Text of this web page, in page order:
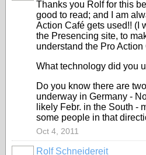
Thanks you Rolf for this
good to read; and I am
Action Café gets used!! (I
the Presencing site, to
understand the Pro Action
What technology did you
Do you know there are
underway in Germany -
likely Febr. in the South -
some people in that
Oct 4, 2011
Rolf Schneidereit